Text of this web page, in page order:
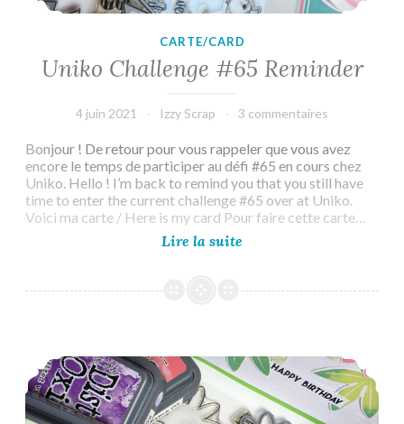
CARTE/CARD
Uniko Challenge #65 Reminder
4 juin 2021 Izzy Scrap 3 commentaires
Bonjour ! De retour pour vous rappeler que vous avez
encore le temps de participer au défi #65 en cours chez
Uniko. Hello ! I’m back to remind you that you still have
time to enter the current challenge #65 over at Uniko.
Voici ma carte / Here is my card Pour faire cette carte…
Lire la suite
Reminder
Uniko Challenge #65